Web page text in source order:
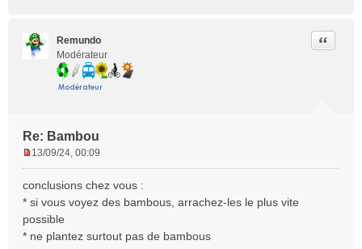
Remundo
Modérateur
Re: Bambou
Citer
s
s
a
g
13/09/24, 00:09
conclusions chez vous :
* si vous voyez des bambous, arrachez-les le plus vite
possible
* ne plantez surtout pas de bambous